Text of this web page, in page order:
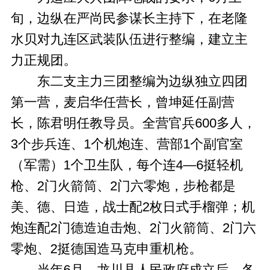
旬，边纵在严尚民参谋长主持下，在老隆
水贝对九连区武装队伍进行整编，建立主
力正规团。
东二支主力三团整编为边纵独立四团
第一营，麦启华任营长，曾坤延任副营
长，陈君明任教导员。全营官兵600多人，
3个步兵连、1个机炮连、营部1个副官室
（军需）1个卫生队，每个连4—6挺轻机
枪、2门火箭筒、2门六零炮，步枪都是
美、德、日造，战士配2枚日式手榴弹；机
炮连配2门德造迫击炮、2门火箭筒、2门六
零炮、2挺德国造马克申重机枪。